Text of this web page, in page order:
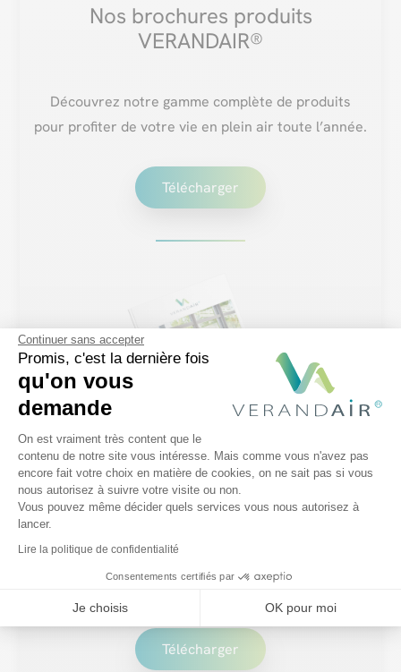
Continuer sans accepter
Promis, c'est la dernière fois
qu'on vous
demande
Plateforme de Gestion du
On est vraiment très content que le
contenu de notre site vous intéresse. Mais comme vous n'avez pas
encore fait votre choix en matière de cookies, on ne sait pas si vous
nous autorisez à suivre votre visite ou non.
Vous pouvez même décider quels services vous nous autorisez à
lancer.
Lire la politique de confidentialité
Consentements certifiés par
Je choisis OK pour moi
Axeptio consent
Nos brochures produits
VERANDAIR®
Découvrez notre gamme complète de produits
pour profiter de votre vie en plein air toute l’année.
Télécharger
Nos guides d’achat VERANDAIR®
vos questions gratuitement.
Télécharger